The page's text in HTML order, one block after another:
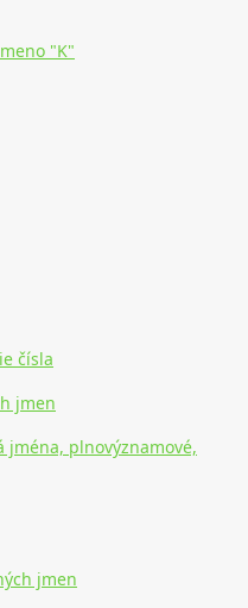
"K"
čísla
jmen
plnovýznamové,
jmen